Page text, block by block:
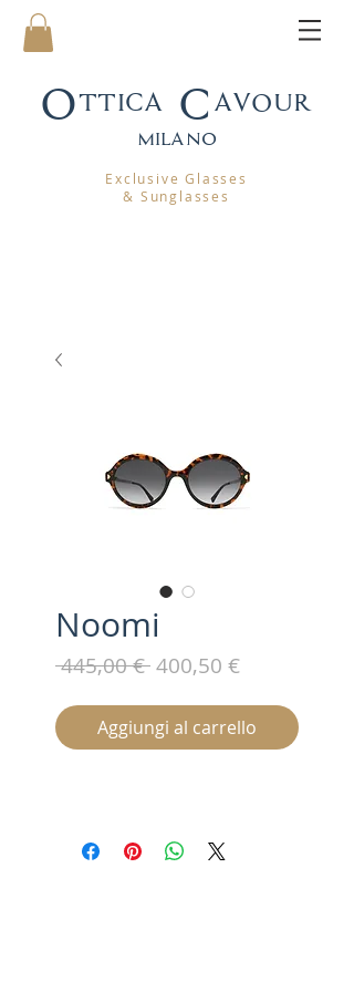
Ottica Cavour
milano
Exclusive Glasses
& Sunglasses
Noomi
445,00 € Prezzo
400,50 €Prezzo
Aggiungi al carrello